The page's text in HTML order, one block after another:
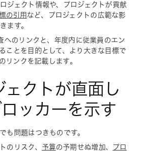
ジェクト情報や、プロジェクトが貢献
の引用 など、プロジェクトの広範な影
ます。
へのリンクと、年度内に従業員のエン
ことを目的として、より大きな目標で
リンクを記載します。
クトが直面し
ッカーを示す
も問題はつきものです。
のリスク、 予算の予期せぬ増加、
プロ